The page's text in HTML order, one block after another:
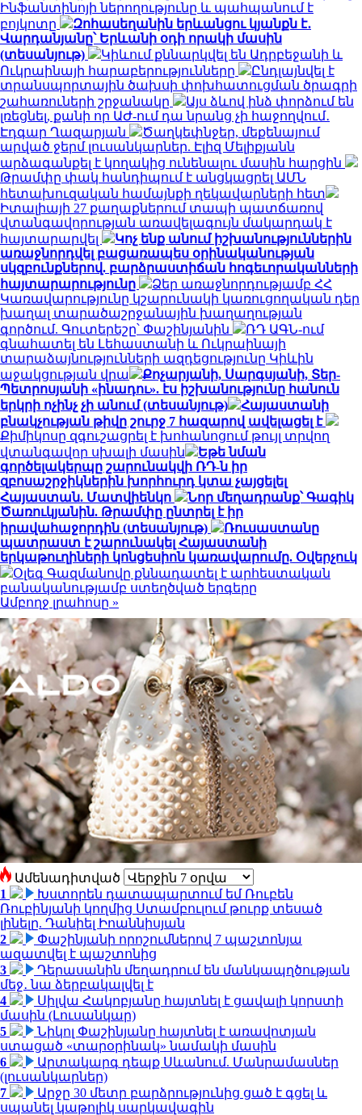
Ինֆանտինոյի ներողությունը և պահպանում է
բոյկոտը
Զոհասեղանին երևանցու կյանքն է․
Վարդանյանը՝ Երևանի օդի որակի մասին
(տեսանյութ)
Կիևում քննարկվել են Ադրբեջանի և
Ուկրաինայի հարաբերությունները
Ընդլայնվել է
տրանսպորտային ծախսի փոխհատուցման ծրագրի
շահառուների շրջանակը
Այս ձևով ինձ փորձում են
լռեցնել, քանի որ ԱԺ-ում դա նրանց չի հաջողվում․
Էդգար Ղազարյան
Ծաղկեփնջեր, մեքենայում
արված ջերմ լուսանկարներ. Էլիզ Մելիքյանն
արձագանքել է կողակից ունենալու մասին հարցին
Թրամփը փակ հանդիպում է անցկացրել ԱՄՆ
հետախուզական համայնքի ղեկավարների հետ
Իտալիայի 27 քաղաքներում տապի պատճառով
վտանգավորության առավելագույն մակարդակ է
հայտարարվել
Կոչ ենք անում իշխանություններին
առաջնորդվել բացառապես օրինականության
սկզբունքներով. բարձրաստիճան հոգեւորականների
հայտարարությունը
Ձեր առաջնորդությամբ ՀՀ
Կառավարությունը կշարունակի կառուցողական դեր
խաղալ տարածաշրջանային խաղաղության
գործում. Գուտերեշը՝ Փաշինյանին
ՌԴ ԱԳՆ-ում
գնահատել են Լեհաստանի և Ուկրաինայի
տարաձայնությունների ազդեցությունը Կիևին
աջակցության վրա
Քոչարյանի, Սարգսյանի, Տեր-
Պետրոսյանի «ինադու». էս իշխանությունը հանուն
երկրի ոչինչ չի անում (տեսանյութ)
Հայաստանի
բնակչության թիվը շուրջ 7 հազարով ավելացել է
Քիմիկոսը զգուշացրել է խոհանոցում թույլ տրվող
վտանգավոր սխալի մասին
Եթե նման
գործելակերպը շարունակվի ՌԴ-ն իր
զբոսաշրջիկներին խորհուրդ կտա չայցելել
Հայաստան. Մատվիենկո
Նոր մեղադրանք՝ Գագիկ
Ծառուկյանին. Թրամփը ընտրել է իր
իրավահաջորդին (տեսանյութ)
Ռուսաստանը
պատրաստ է շարունակել Հայաստանի
երկաթուղիների կոնցեսիոն կառավարումը. Օվերչուկ
Օլեգ Գազմանովը քննադատել է արհեստական
բանականությամբ ստեղծված երգերը
Ամբողջ լրահոսը »
Ամենադիտված
1
Խստորեն դատապարտում եմ Ռուբեն
Ռուբինյանի կողմից Ստամբուլում թուրք տեսած
լինելը. Դանիել Իոաննիսյան
2
Փաշինյանի որոշումներով 7 պաշտոնյա
ազատվել է պաշտոնից
3
Դերասանին մեղադրում են մանկապղծության
մեջ․ նա ձերբակալվել է
4
Սիլվա Հակոբյանը հայտնել է ցավալի կորստի
մասին (Լուսանկար)
5
Նիկոլ Փաշինյանը հայտնել է առավոտյան
ստացած «տարօրինակ» նամակի մասին
6
Արտակարգ դեպք Սևանում. Մանրամասներ
(լուսանկարներ)
7
Արջը 30 մետր բարձրությունից ցած է գցել և
սպանել կաթոլիկ սարկավագին